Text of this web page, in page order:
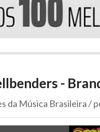
-
da Música Brasileira /